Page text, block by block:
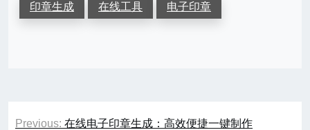
印章生成 在线工具 电子印章
文Previous: 在线电子印章生成：高效便捷一键制作